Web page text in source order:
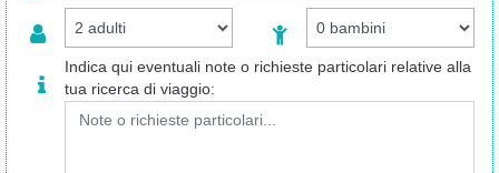
Indica qui eventuali note o richieste particolari relative alla
tua ricerca di viaggio: